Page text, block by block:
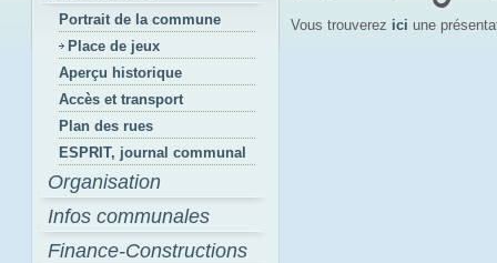
Portrait de la commune
Place de jeux
Aperçu historique
Accès et transport
Plan des rues
ESPRIT, journal communal
Organisation
Infos communales
Finance-Constructions
Vous trouverez ici une